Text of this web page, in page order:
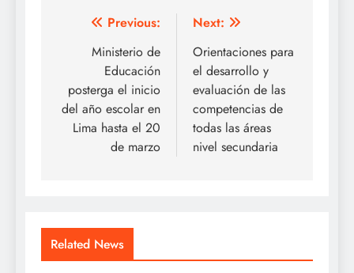
Navegación
entradas
Previous:
Ministerio de
Educación
posterga el inicio
del año escolar en
Lima hasta el 20
de marzo
Next:
Orientaciones para
el desarrollo y
evaluación de las
competencias de
todas las áreas
nivel secundaria
Related News